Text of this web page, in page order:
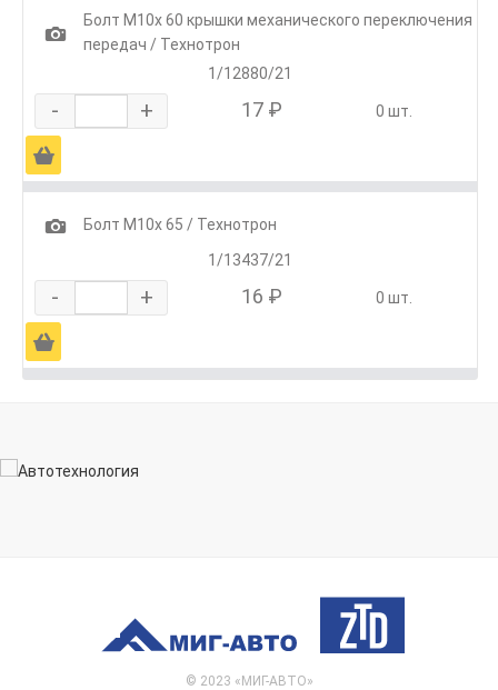
1
Болт М10х 60 крышки механического переключения
передач / Технотрон
1/12880/21
- + 17 ₽ 0 шт.
Ä
1
Болт М10х 65 / Технотрон
1/13437/21
- + 16 ₽ 0 шт.
Ä
© 2023 «МИГ-АВТО»